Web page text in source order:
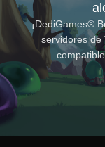
¡DediGames®
servidores de